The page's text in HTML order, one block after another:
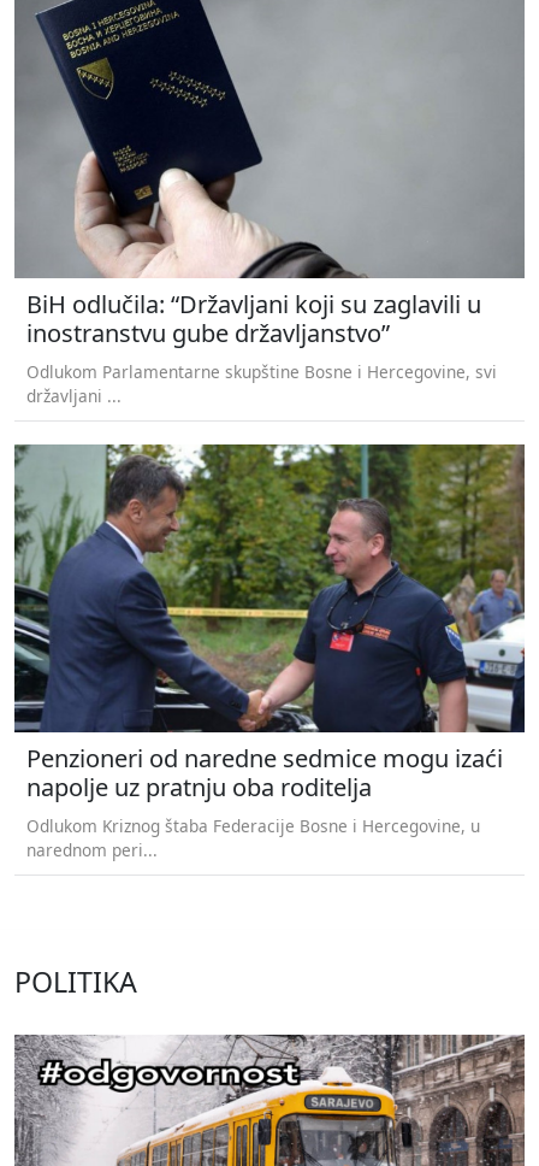
BiH odlučila: “Državljani koji su zaglavili u
inostranstvu gube državljanstvo”
Odlukom Parlamentarne skupštine Bosne i Hercegovine, svi
državljani ...
Penzioneri od naredne sedmice mogu izaći
napolje uz pratnju oba roditelja
Odlukom Kriznog štaba Federacije Bosne i Hercegovine, u
narednom peri...
POLITIKA